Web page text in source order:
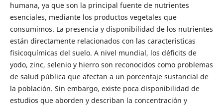
humana, ya que son la principal fuente de nutrientes
esenciales, mediante los productos vegetales que
consumimos. La presencia y disponibilidad de los nutrientes
están directamente relacionados con las caracteristicas
fisicoquímicas del suelo. A nivel mundial, los déficits de
yodo, zinc, selenio y hierro son reconocidos como problemas
de salud pública que afectan a un porcentaje sustancial de
la población. Sin embargo, existe poca disponibilidad de
estudios que aborden y describan la concentración y